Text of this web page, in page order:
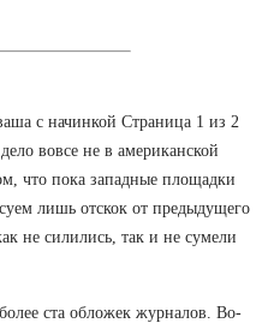
с начинкой Страница 1 из 2
вовсе не в американской
что пока западные площадки
лишь отскок от предыдущего
не силились, так и не сумели
ста обложек журналов. Во-